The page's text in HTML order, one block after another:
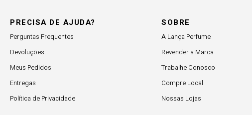
PRECISA DE AJUDA?
Perguntas Frequentes
Devoluções
Meus Pedidos
Entregas
Política de Privacidade
SOBRE
A Lança Perfume
Revender a Marca
Trabalhe Conosco
Compre Local
Nossas Lojas